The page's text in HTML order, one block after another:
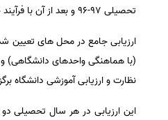
سفارش چکیده گرافیکی
سفارش انگیزه‌نامه‌SOP
تحصیلی ۹۷-۹۶ و بعد از آن با فرآیند جدید برگزار خواهد شد.
ارزیابی جامع در محل های تعیین‌
(با هماهنگی واحدهای دانشگاهی) و
نظارت و ارزیابی آموزشی دانشگاه
این ارزیابی در هر سال تحصیلی